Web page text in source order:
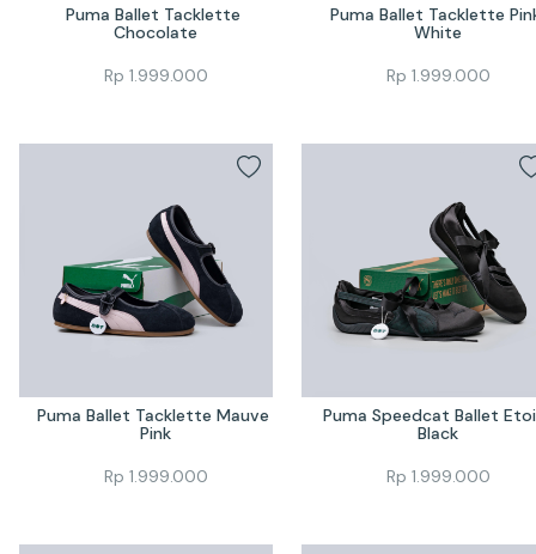
Puma Ballet Tacklette
Chocolate
Rp 1.999.000
Puma Ballet Tacklette
White
Rp 1.999.000
Puma Ballet Tacklette Mauve
Pink
Rp 1.999.000
Puma Speedcat Ballet
Black
Rp 1.999.000